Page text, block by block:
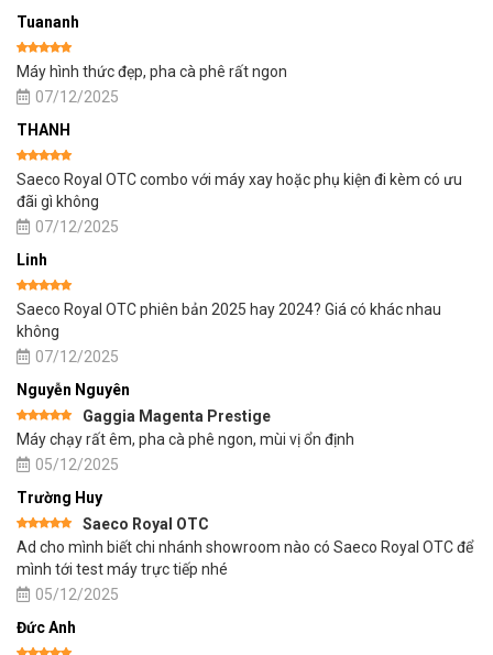
Tuananh
Được xếp
hạng 5 5
sao
Máy hình thức đẹp, pha cà phê rất ngon
07/12/2025
THANH
Được xếp
hạng55
sao
Saeco Royal OTC combo với máy xay hoặc phụ kiện đi kèm có ưu
đãi gì không
07/12/2025
Linh
Được xếp
hạng55
sao
Saeco Royal OTC phiên bản 2025 hay 2024? Giá có khác nhau
không
07/12/2025
Nguyễn Nguyên
Được xếp
hạng 55
sao
Gaggia Magenta Prestige
Máy chạy rất êm, pha cà phê ngon, mùi vị ổn định
05/12/2025
Trường Huy
Được xếp
hạng5 5
sao
Saeco Royal OTC
Ad cho mình biết chi nhánh showroom nào có Saeco Royal OTC để
mình tới test máy trực tiếp nhé
05/12/2025
Đức Anh